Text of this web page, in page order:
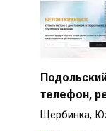
телефон,
Щербинка,